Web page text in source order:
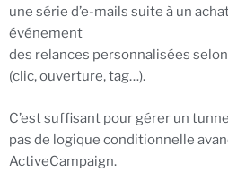
une série d’e-mails suite à un
événement
des relances personnalisées
(clic, ouverture, tag…).
C’est suffisant pour gérer un
pas de logique conditionnelle
ActiveCampaign.